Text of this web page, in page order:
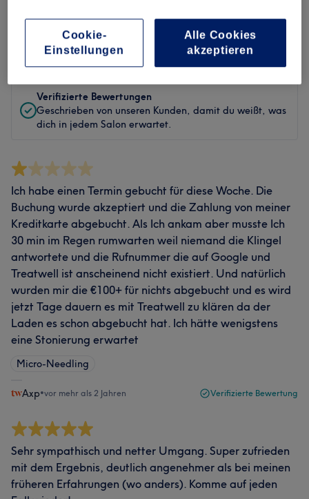
Bewertung Nach Sternen filtern
Verifizierte Bewertungen
Geschrieben von unseren Kunden, damit du weißt, was
dich in jedem Salon erwartet.
Ich habe einen Termin gebucht für diese Woche. Die
Buchung wurde akzeptiert und die Zahlung von meiner
Kreditkarte abgebucht. Als Ich ankam aber musste Ich
30 min im Regen rumwarten weil niemand die Klingel
antwortete und die Rufnummer die auf Google und
Treatwell ist anscheinend nicht existiert. Und natürlich
wurden mir die €100+ für nichts abgebucht und es wird
jetzt Tage dauern es mit Treatwell zu klären da der
Laden es schon abgebucht hat. Ich hätte wenigstens
eine Stonierung erwartet
Micro-Needling
Axp•vor mehr als 2 Jahren Verifizierte Bewertung
Sehr sympathisch und netter Umgang. Super zufrieden
mit dem Ergebnis, deutlich angenehmer als bei meinen
früheren Erfahrungen (wo anders). Komme auf jeden
Cookie-
Einstellungen
Alle Cookies
akzeptieren